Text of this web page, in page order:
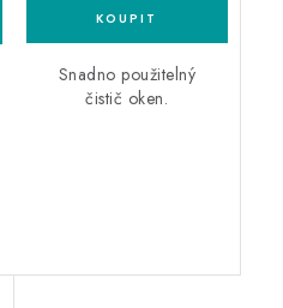
Snadno použitelný
čistič oken.